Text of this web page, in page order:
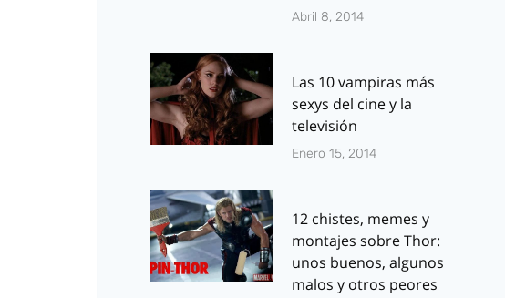
Abril 8, 2014
Las 10 vampiras más
sexys del cine y la
televisión
Enero 15, 2014
12 chistes, memes y
montajes sobre Thor:
unos buenos, algunos
malos y otros peores